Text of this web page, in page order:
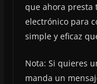
que ahora presta
electrónico para
simple y eficaz
Nota: Si quieres
manda un